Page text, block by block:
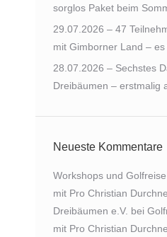
sorglos Paket beim
29.07.2026 – 47
mit Gimborner Land –
28.07.2026 – Sechstes
Dreibäumen – erstmalig
Neueste Kommentare
Workshops und
mit Pro Christian
Dreibäumen e.V. bei
mit Pro Christian